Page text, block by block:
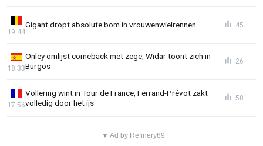
Gigant dropt absolute bom in vrouwenwielrennen
19:44
45
Onley omlijst comeback met zege, Widar toont zich in
Burgos
18:33
26
Vollering wint in Tour de France, Ferrand-Prévot zakt
volledig door het ijs
17:56
58
▼ Ad by Refinery89